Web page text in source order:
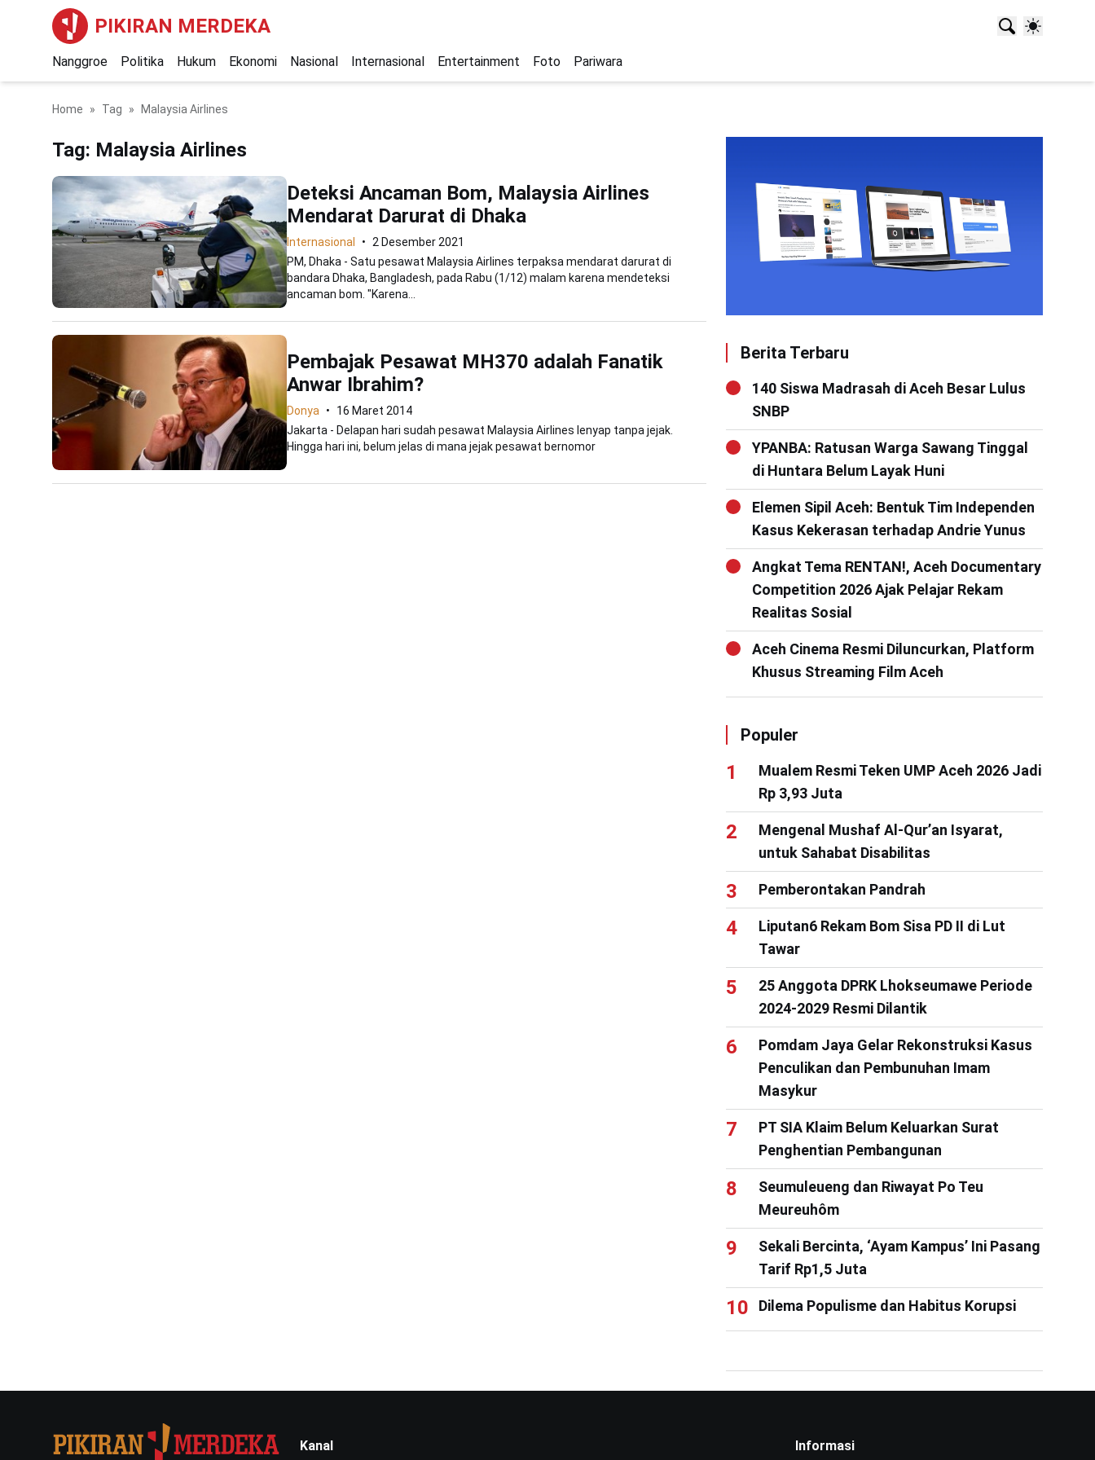
PIKIRAN MERDEKA
Nanggroe Politika Hukum Ekonomi Nasional Internasional Entertainment Foto Pariwara
Home Tag Malaysia Airlines
Tag: Malaysia Airlines
Deteksi Ancaman Bom, Malaysia Airlines
Mendarat Darurat di Dhaka
Internasional
2 Desember 2021
PM, Dhaka - Satu pesawat Malaysia Airlines terpaksa mendarat darurat di
bandara Dhaka, Bangladesh, pada Rabu (1/12) malam karena mendeteksi
ancaman bom. "Karena...
Pembajak Pesawat MH370 adalah Fanatik
Anwar Ibrahim?
Donya
16 Maret 2014
Jakarta - Delapan hari sudah pesawat Malaysia Airlines lenyap tanpa jejak.
Hingga hari ini, belum jelas di mana jejak pesawat bernomor
Berita Terbaru
140 Siswa Madrasah di Aceh Besar Lulus
SNBP
YPANBA: Ratusan Warga Sawang Tinggal
di Huntara Belum Layak Huni
Elemen Sipil Aceh: Bentuk Tim Independen
Kasus Kekerasan terhadap Andrie Yunus
Angkat Tema RENTAN!, Aceh Documentary
Competition 2026 Ajak Pelajar Rekam
Realitas Sosial
Aceh Cinema Resmi Diluncurkan, Platform
Khusus Streaming Film Aceh
Populer
Mualem Resmi Teken UMP Aceh 2026 Jadi
Rp 3,93 Juta
Mengenal Mushaf Al-Qur’an Isyarat,
untuk Sahabat Disabilitas
Pemberontakan Pandrah
Liputan6 Rekam Bom Sisa PD II di Lut
Tawar
25 Anggota DPRK Lhokseumawe Periode
2024-2029 Resmi Dilantik
Pomdam Jaya Gelar Rekonstruksi Kasus
Penculikan dan Pembunuhan Imam
Masykur
PT SIA Klaim Belum Keluarkan Surat
Penghentian Pembangunan
Seumuleueng dan Riwayat Po Teu
Meureuhôm
Sekali Bercinta, ‘Ayam Kampus’ Ini Pasang
Tarif Rp1,5 Juta
Dilema Populisme dan Habitus Korupsi
Kanal Informasi